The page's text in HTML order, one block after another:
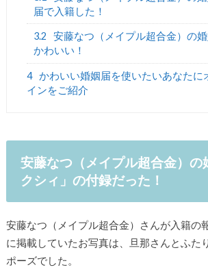
届で入籍した！
3.2
安藤なつ（メイプル超合金）の
かわいい！
4 かわいい婚姻届を使いたいあなたに
インをご紹介
安藤なつ（メイプル超合金）の
クシィ」の付録だった！
安藤なつ（メイプル超合金）さんが入籍の
に掲載していたお写真は、旦那さんとふた
ポーズでした。